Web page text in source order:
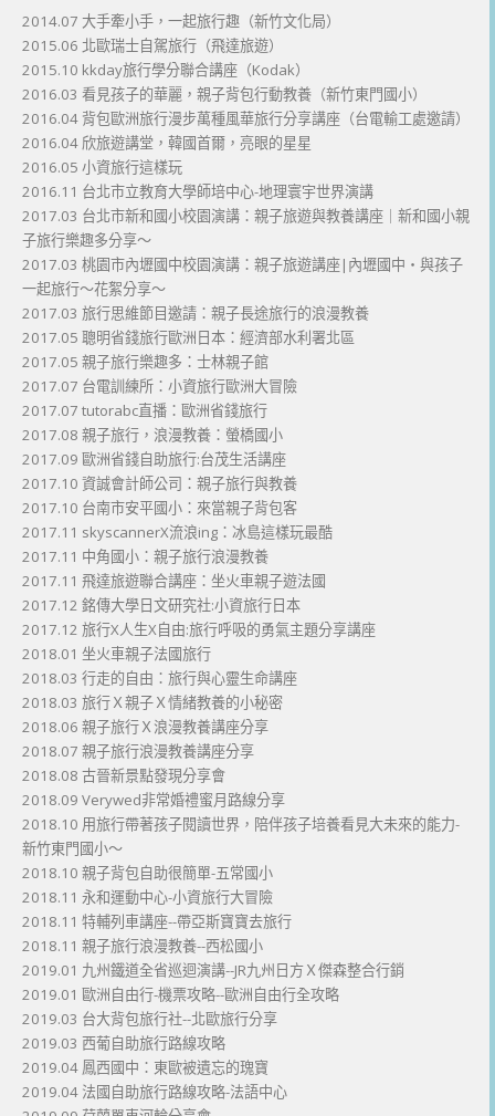
2014.07 大手牽小手，一起旅行趣（新竹文化局）
2015.06 北歐瑞士自駕旅行（飛達旅遊）
2015.10 kkday旅行學分聯合講座（Kodak）
2016.03 看見孩子的華麗，親子背包行動教養（新竹東門國小）
2016.04 背包歐洲旅行漫步萬種風華旅行分享講座（台電輸工處邀請）
2016.04 欣旅遊講堂，韓國首爾，亮眼的星星
2016.05 小資旅行這樣玩
2016.11 台北市立教育大學師培中心-地理寰宇世界演講
2017.03 台北市新和國小校園演講：親子旅遊與教養講座｜新和國小親
子旅行樂趣多分享～
2017.03 桃園市內壢國中校園演講：親子旅遊講座|內壢國中・與孩子
一起旅行～花絮分享～
2017.03 旅行思維節目邀請：親子長途旅行的浪漫教養
2017.05 聰明省錢旅行歐洲日本：經濟部水利署北區
2017.05 親子旅行樂趣多：士林親子館
2017.07 台電訓練所：小資旅行歐洲大冒險
2017.07 tutorabc直播：歐洲省錢旅行
2017.08 親子旅行，浪漫教養：螢橋國小
2017.09 歐洲省錢自助旅行:台茂生活講座
2017.10 資誠會計師公司：親子旅行與教養
2017.10 台南市安平國小：來當親子背包客
2017.11 skyscannerX流浪ing：冰島這樣玩最酷
2017.11 中角國小：親子旅行浪漫教養
2017.11 飛達旅遊聯合講座：坐火車親子遊法國
2017.12 銘傳大學日文研究社:小資旅行日本
2017.12 旅行X人生X自由:旅行呼吸的勇氣主題分享講座
2018.01 坐火車親子法國旅行
2018.03 行走的自由：旅行與心靈生命講座
2018.03 旅行Ｘ親子Ｘ情緒教養的小秘密
2018.06 親子旅行Ｘ浪漫教養講座分享
2018.07 親子旅行浪漫教養講座分享
2018.08 古晉新景點發現分享會
2018.09 Verywed非常婚禮蜜月路線分享
2018.10 用旅行帶著孩子閱讀世界，陪伴孩子培養看見大未來的能力-
新竹東門國小～
2018.10 親子背包自助很簡單-五常國小
2018.11 永和運動中心-小資旅行大冒險
2018.11 特輔列車講座--帶亞斯寶寶去旅行
2018.11 親子旅行浪漫教養--西松國小
2019.01 九州鐵道全省巡迴演講--JR九州日方Ｘ傑森整合行銷
2019.01 歐洲自由行-機票攻略--歐洲自由行全攻略
2019.03 台大背包旅行社--北歐旅行分享
2019.03 西葡自助旅行路線攻略
2019.04 鳳西國中：東歐被遺忘的瑰寶
2019.04 法國自助旅行路線攻略-法語中心